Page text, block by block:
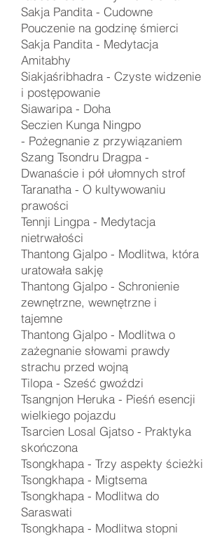
Sakja Pandita - Cudowne
Pouczenie na godzinę śmierci
​Sakja Pandita - Medytacja
Amitabhy
Siakjaśribhadra - Czyste widzenie
i postępowanie
Siawaripa - Doha
Seczien Kunga Ningpo
- Pożegnanie z przywiązaniem
Szang Tsondru Dragpa -
Dwanaście i pół ułomnych strof
Taranatha - O kultywowaniu
prawości
Tennji Lingpa - Medytacja
nietrwałości
Thantong Gjalpo - Modlitwa, która
uratowała sakję
Thantong Gjalpo - Schronienie
zewnętrzne, wewnętrzne i
tajemne
Thantong Gjalpo - Modlitwa o
zażegnanie słowami prawdy
strachu przed wojną
Tilopa - Sześć gwoździ
Tsangnjon Heruka - Pieśń esencji
wielkiego pojazdu
Tsarcien Losal Gjatso - Praktyka
skończona
Tsongkhapa - Trzy aspekty ścieżki
Tsongkhapa - Migtsema
Tsongkhapa - Modlitwa do
Saraswati
Tsongkhapa - Modlitwa stopni